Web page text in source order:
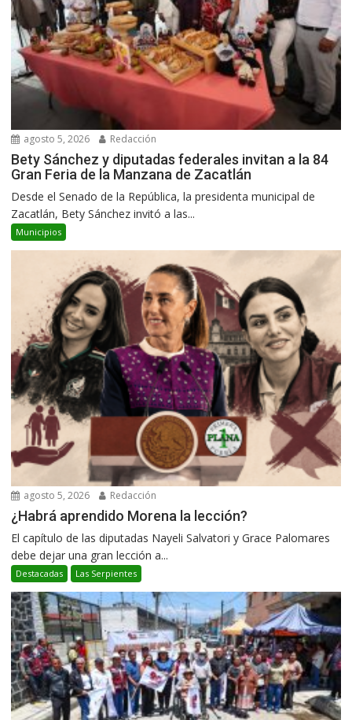
agosto 5, 2026 Redacción
Bety Sánchez y diputadas federales invitan a la 84
Gran Feria de la Manzana de Zacatlán
Desde el Senado de la República, la presidenta municipal de
Zacatlán, Bety Sánchez invitó a las...
Municipios
agosto 5, 2026 Redacción
¿Habrá aprendido Morena la lección?
El capítulo de las diputadas Nayeli Salvatori y Grace Palomares
debe dejar una gran lección a...
Destacadas Las Serpientes